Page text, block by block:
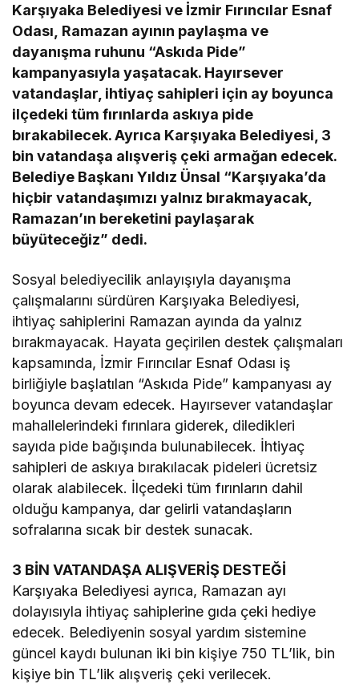
Karşıyaka Belediyesi ve İzmir Fırıncılar Esnaf
Odası, Ramazan ayının paylaşma ve
dayanışma ruhunu “Askıda Pide”
kampanyasıyla yaşatacak. Hayırsever
vatandaşlar, ihtiyaç sahipleri için ay boyunca
ilçedeki tüm fırınlarda askıya pide
bırakabilecek. Ayrıca Karşıyaka Belediyesi, 3
bin vatandaşa alışveriş çeki armağan edecek.
Belediye Başkanı Yıldız Ünsal “Karşıyaka’da
hiçbir vatandaşımızı yalnız bırakmayacak,
Ramazan’ın bereketini paylaşarak
büyüteceğiz” dedi.
Sosyal belediyecilik anlayışıyla dayanışma
çalışmalarını sürdüren Karşıyaka Belediyesi,
ihtiyaç sahiplerini Ramazan ayında da yalnız
bırakmayacak. Hayata geçirilen destek çalışmaları
kapsamında, İzmir Fırıncılar Esnaf Odası iş
birliğiyle başlatılan “Askıda Pide” kampanyası ay
boyunca devam edecek. Hayırsever vatandaşlar
mahallelerindeki fırınlara giderek, diledikleri
sayıda pide bağışında bulunabilecek. İhtiyaç
sahipleri de askıya bırakılacak pideleri ücretsiz
olarak alabilecek. İlçedeki tüm fırınların dahil
olduğu kampanya, dar gelirli vatandaşların
sofralarına sıcak bir destek sunacak.
3 BİN VATANDAŞA ALIŞVERİŞ DESTEĞİ
Karşıyaka Belediyesi ayrıca, Ramazan ayı
dolayısıyla ihtiyaç sahiplerine gıda çeki hediye
edecek. Belediyenin sosyal yardım sistemine
güncel kaydı bulunan iki bin kişiye 750 TL’lik, bin
kişiye bin TL’lik alışveriş çeki verilecek.